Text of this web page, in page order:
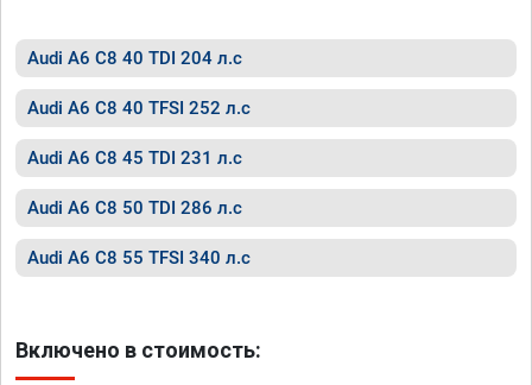
Audi A6 C8 40 TDI 204 л.с
Audi A6 C8 40 TFSI 252 л.с
Audi A6 C8 45 TDI 231 л.с
Audi A6 C8 50 TDI 286 л.с
Audi A6 C8 55 TFSI 340 л.с
Включено в стоимость: